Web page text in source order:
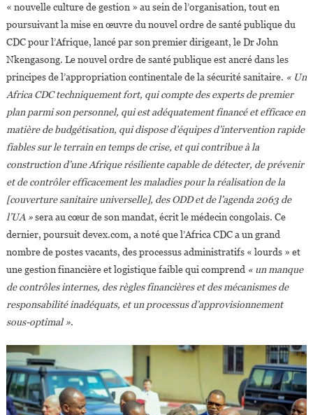
« nouvelle culture de gestion » au sein de l’organisation, tout en
poursuivant la mise en œuvre du nouvel ordre de santé publique du
CDC pour l’Afrique, lancé par son premier dirigeant, le Dr John
Nkengasong. Le nouvel ordre de santé publique est ancré dans les
principes de l’appropriation continentale de la sécurité sanitaire. « Un
Africa CDC techniquement fort, qui compte des experts de premier
plan parmi son personnel, qui est adéquatement financé et efficace en
matière de budgétisation, qui dispose d’équipes d’intervention rapide
fiables sur le terrain en temps de crise, et qui contribue à la
construction d’une Afrique résiliente capable de détecter, de prévenir
et de contrôler efficacement les maladies pour la réalisation de la
[couverture sanitaire universelle], des ODD et de l’agenda 2063 de
l’UA »sera au cœur de son mandat, écrit le médecin congolais. Ce
dernier, poursuit devex.com, a noté que l’Africa CDC a un grand
nombre de postes vacants, des processus administratifs « lourds » et
une gestion financière et logistique faible qui comprend « un manque
de contrôles internes, des règles financières et des mécanismes de
responsabilité inadéquats, et un processus d’approvisionnement
sous-optimal ».